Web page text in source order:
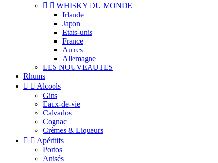
  WHISKY DU MONDE
Irlande
Japon
Etats-unis
France
Autres
Allemagne
LES NOUVEAUTES
Rhums
  Alcools
Gins
Eaux-de-vie
Calvados
Cognac
Crèmes & Liqueurs
  Apéritifs
Portos
Anisés